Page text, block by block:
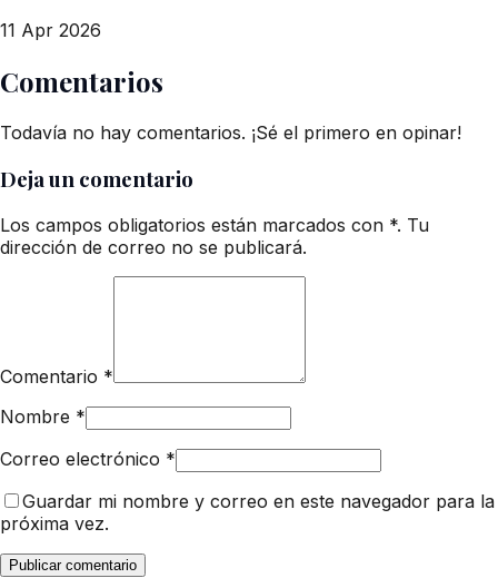
11 Apr 2026
Comentarios
Todavía no hay comentarios. ¡Sé el primero en opinar!
Deja un comentario
Los campos obligatorios están marcados con *. Tu
dirección de correo no se publicará.
Comentario *
Nombre *
Correo electrónico *
Guardar mi nombre y correo en este navegador para la
próxima vez.